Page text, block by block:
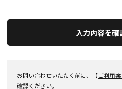
入力内容を確
お問い合わせいただく前に、【ご利用
確認ください。